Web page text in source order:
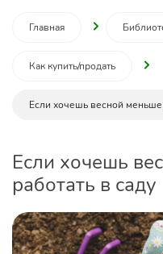
Главная
Как купить/продать
Если хочешь весной меньше
Если хочешь
работать в саду